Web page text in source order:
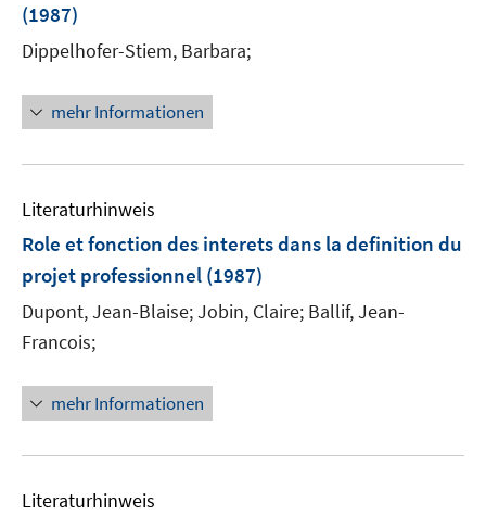
(1987)
Dippelhofer-Stiem, Barbara;
mehr Informationen
Literaturhinweis
Role et fonction des interets dans la definition du
projet professionnel (1987)
Dupont, Jean-Blaise;Jobin, Claire; Ballif, Jean-
Francois;
mehr Informationen
Literaturhinweis